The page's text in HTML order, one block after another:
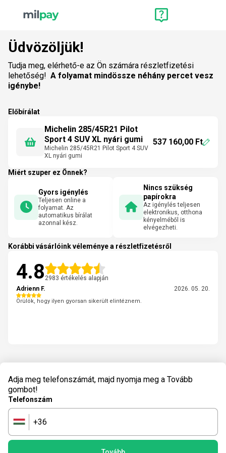
Üdvözöljük!
Tudja meg, elérhető-e az Ön számára részletfizetési
lehetőség! A folyamat mindössze néhány percet vesz
igénybe!
Előbírálat
Michelin 285/45R21 Pilot
Sport 4 SUV XL nyári gumi
Michelin 285/45R21 Pilot Sport 4 SUV
XL nyári gumi
537 160,00 Ft
Miért szuper ez Önnek?
Gyors igénylés
Teljesen online a
folyamat. Az
automatikus bírálat
azonnal kész.
Nincs szükség
papírokra
Az igénylés teljesen
elektronikus, otthona
kényelméből is
elvégezheti.
Korábbi vásárlóink véleménye a részletfizetésről
4.8 2983 értékelés alapján
Adrienn F.
2026. 05. 20.
Örülök, hogy ilyen gyorsan sikerült elintéznem.
Adja meg telefonszámát, majd nyomja meg a Tovább
gombot!
Telefonszám
🇭🇺 +36